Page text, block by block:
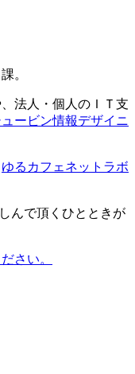
。
法人・個人のＩＴ支
ュービン情報デザイニ
ゆるカフェネットラボ
んで頂くひとときが
さい。